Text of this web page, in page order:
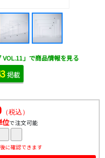
（税込）
位で注文可能
に確認できます
VOL.11」で商品情報を見る
掲載